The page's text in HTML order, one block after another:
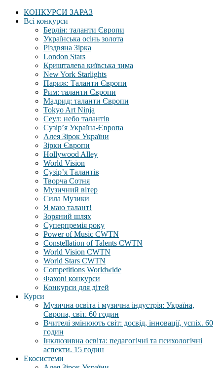
КОНКУРСИ ЗАРАЗ
Всі конкурси
Берлін: таланти Європи
Українська осінь золота
Різдвяна Зірка
London Stars
Кришталева київська зима
New York Starlights
Париж: Таланти Європи
Рим: таланти Європи
Мадрид: таланти Європи
Tokyo Art Ninja
Сеул: небо талантів
Сузір’я Україна-Європа
Алея Зірок України
Зірки Європи
Hollywood Alley
World Vision
Сузір’я Талантів
Творча Сотня
Музичний вітер
Сила Музики
Я маю талант!
Зоряний шлях
Суперпремія року
Power of Music CWTN
Constellation of Talents CWTN
World Vision CWTN
World Stars CWTN
Competitions Worldwide
Фахові конкурси
Конкурси для дітей
Курси
Музична освіта і музична індустрія: Україна,
Європа, світ. 60 годин
Вчителі змінюють світ: досвід, інновації, успіх. 60
годин
Інклюзивна освіта: педагогічні та психологічні
аспекти. 15 годин
Екосистеми